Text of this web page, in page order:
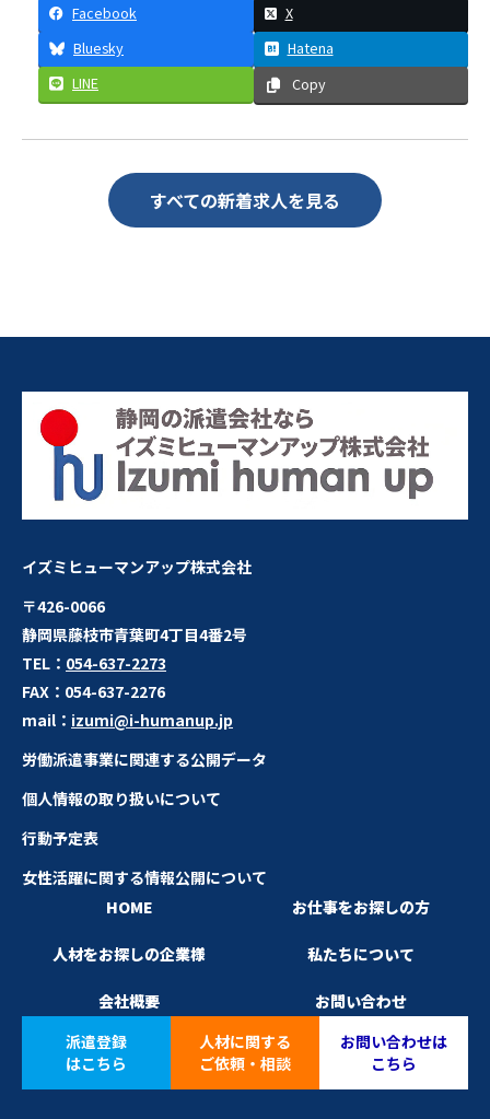
Facebook
X
Bluesky
Hatena
LINE
Copy
すべての新着求人を見る
イズミヒューマンアップ株式会社
〒426-0066
静岡県藤枝市青葉町4丁目4番2号
TEL： 054-637-2273
FAX： 054-637-2276
mail： izumi@i-humanup.jp
労働派遣事業に関連する公開データ
個人情報の取り扱いについて
行動予定表
女性活躍に関する情報公開について
HOME
お仕事をお探しの方
人材をお探しの企業様 私たちについて
会社概要
お問い合わせ
派遣登録
はこちら
人材に関する
ご依頼・相談
お問い合わせは
こちら